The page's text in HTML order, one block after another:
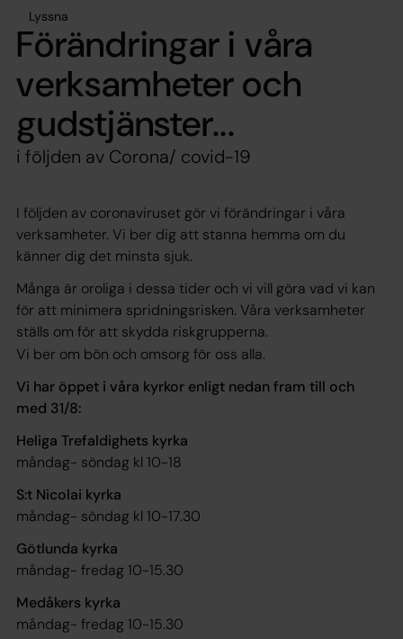
Lyssna
Förändringar i våra
verksamheter och
gudstjänster...
i följden av Corona/ covid-19
I följden av coronaviruset gör vi förändringar i våra
verksamheter. Vi ber dig att stanna hemma om du
känner dig det minsta sjuk.
Många är oroliga i dessa tider och vi vill göra vad vi kan
för att minimera spridningsrisken. Våra verksamheter
ställs om för att skydda riskgrupperna.
Vi ber om bön och omsorg för oss alla.
Vi har öppet i våra kyrkor enligt nedan fram till och
med 31/8:
Heliga Trefaldighets kyrka
måndag- söndag kl 10-18
S:t Nicolai kyrka
måndag- söndag kl 10-17.30
Götlunda kyrka
måndag- fredag 10-15.30
Medåkers kyrka
måndag- fredag 10-15.30